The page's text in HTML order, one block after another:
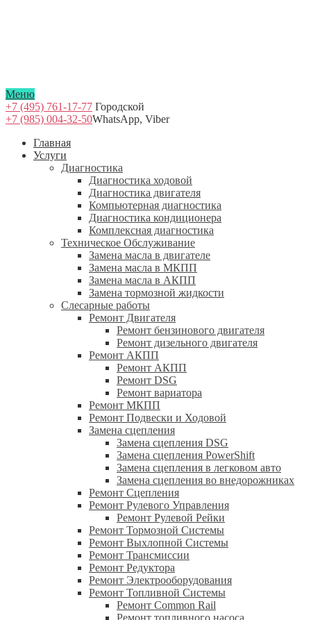
Меню
+7 (495) 761-17-77 Городской
+7 (985) 004-32-50WhatsApp, Viber
Главная
Услуги
Диагностика
Диагностика ходовой
Диагностика двигателя
Компьютерная диагностика
Диагностика кондиционера
Комплексная диагностика
Техническое Обслуживание
Замена масла в двигателе
Замена масла в МКПП
Замена масла в АКПП
Замена тормозной жидкости
Слесарные работы
Ремонт Двигателя
Ремонт бензинового двигателя
Ремонт дизельного двигателя
Ремонт АКПП
Ремонт АКПП
Ремонт DSG
Ремонт вариатора
Ремонт МКПП
Ремонт Подвески и Ходовой
Замена сцепления
Замена сцепления DSG
Замена сцепления PowerShift
Замена сцепления в легковом авто
Замена сцепления во внедорожниках
Ремонт Сцепления
Ремонт Рулевого Управления
Ремонт Рулевой Рейки
Ремонт Тормозной Системы
Ремонт Выхлопной Системы
Ремонт Трансмиссии
Ремонт Редуктора
Ремонт Электрооборудования
Ремонт Топливной Системы
Ремонт Common Rail
Ремонт топливного насоса